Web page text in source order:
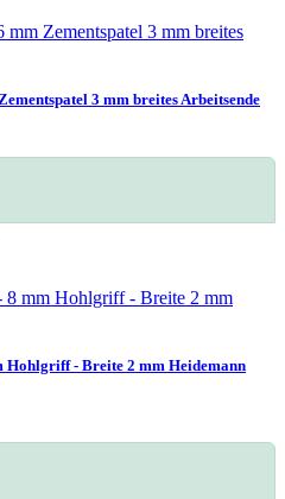
3 mm breites Arbeitsende
Hohlgriff - Breite 2 mm Heidemann